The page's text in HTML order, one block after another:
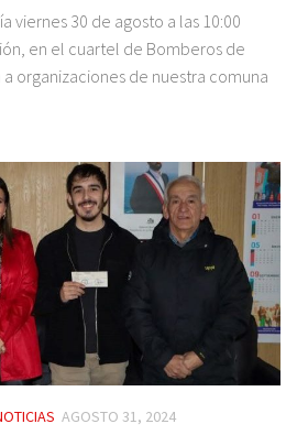
viernes 30 de agosto a las 10:00
en el cuartel de Bomberos de
organizaciones de nuestra comuna
AGOSTO 31, 2024